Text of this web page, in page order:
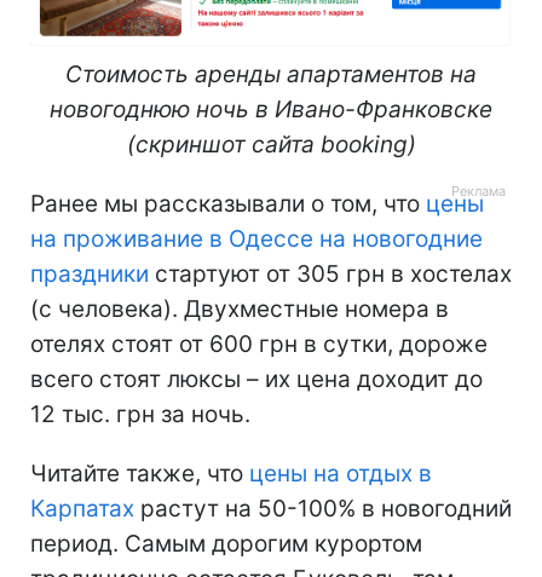
Стоимость аренды апартаментов на
новогоднюю ночь в Ивано-Франковске
(скриншот сайта booking)
Ранее мы рассказывали о том, что цены
на проживание в Одессе на новогодние
праздники стартуют от 305 грн в хостелах
(с человека). Двухместные номера в
отелях стоят от 600 грн в сутки, дороже
всего стоят люксы – их цена доходит до
12 тыс. грн за ночь.
Читайте также, что цены на отдых в
Карпатах растут на 50-100% в новогодний
период. Самым дорогим курортом